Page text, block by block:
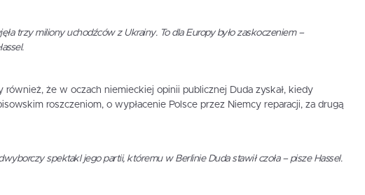
trzy miliony uchodźców z Ukrainy. To dla Europy było zaskoczeniem –
również, że w oczach niemieckiej opinii publicznej Duda zyskał, kiedy
roszczeniom, o wypłacenie Polsce przez Niemcy reparacji, za drugą
spektakl jego partii, któremu w Berlinie Duda stawił czoła – pisze Hassel.